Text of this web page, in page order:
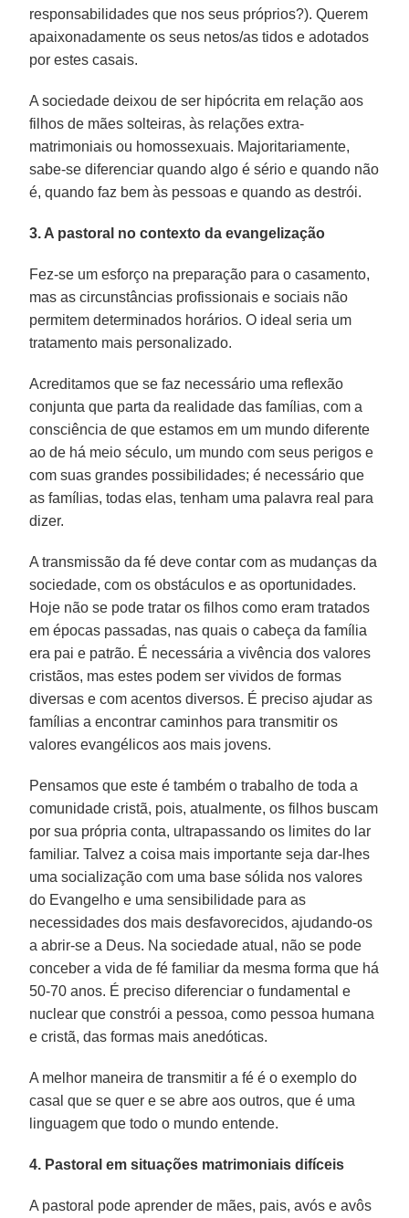
responsabilidades que nos seus próprios?). Querem
apaixonadamente os seus netos/as tidos e adotados
por estes casais.
A sociedade deixou de ser hipócrita em relação aos
filhos de mães solteiras, às relações extra-
matrimoniais ou homossexuais. Majoritariamente,
sabe-se diferenciar quando algo é sério e quando não
é, quando faz bem às pessoas e quando as destrói.
3. A pastoral no contexto da evangelização
Fez-se um esforço na preparação para o casamento,
mas as circunstâncias profissionais e sociais não
permitem determinados horários. O ideal seria um
tratamento mais personalizado.
Acreditamos que se faz necessário uma reflexão
conjunta que parta da realidade das famílias, com a
consciência de que estamos em um mundo diferente
ao de há meio século, um mundo com seus perigos e
com suas grandes possibilidades; é necessário que
as famílias, todas elas, tenham uma palavra real para
dizer.
A transmissão da fé deve contar com as mudanças da
sociedade, com os obstáculos e as oportunidades.
Hoje não se pode tratar os filhos como eram tratados
em épocas passadas, nas quais o cabeça da família
era pai e patrão. É necessária a vivência dos valores
cristãos, mas estes podem ser vividos de formas
diversas e com acentos diversos. É preciso ajudar as
famílias a encontrar caminhos para transmitir os
valores evangélicos aos mais jovens.
Pensamos que este é também o trabalho de toda a
comunidade cristã, pois, atualmente, os filhos buscam
por sua própria conta, ultrapassando os limites do lar
familiar. Talvez a coisa mais importante seja dar-lhes
uma socialização com uma base sólida nos valores
do Evangelho e uma sensibilidade para as
necessidades dos mais desfavorecidos, ajudando-os
a abrir-se a Deus. Na sociedade atual, não se pode
conceber a vida de fé familiar da mesma forma que há
50-70 anos. É preciso diferenciar o fundamental e
nuclear que constrói a pessoa, como pessoa humana
e cristã, das formas mais anedóticas.
A melhor maneira de transmitir a fé é o exemplo do
casal que se quer e se abre aos outros, que é uma
linguagem que todo o mundo entende.
4. Pastoral em situações matrimoniais difíceis
A pastoral pode aprender de mães, pais, avós e avôs